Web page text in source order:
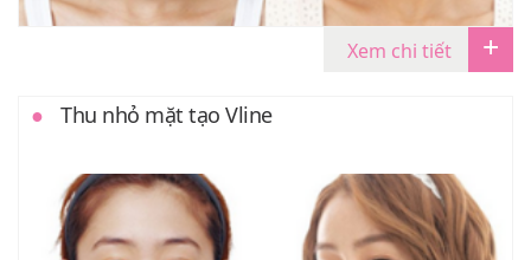
Xem chi tiết
Thu nhỏ mặt tạo Vline